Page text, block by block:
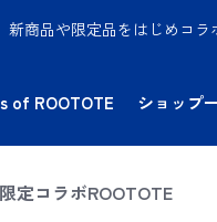
商品や限定品をはじめコ
of ROOTOTE ショップ
定コラボROOTOTE